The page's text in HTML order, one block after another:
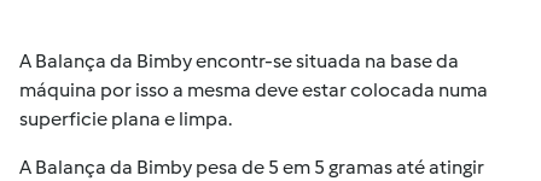
A Balança da Bimby encontr-se situada na base da
máquina por isso a mesma deve estar colocada numa
superficie plana e limpa.
A Balança da Bimby pesa de 5 em 5 gramas até atingir